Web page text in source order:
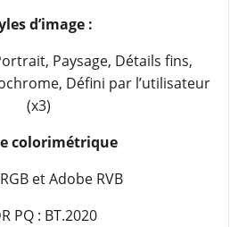
d’image :
Paysage, Détails fins,
Défini par l’utilisateur
(x3)
colorimétrique
et Adobe RVB
PQ : BT.2020